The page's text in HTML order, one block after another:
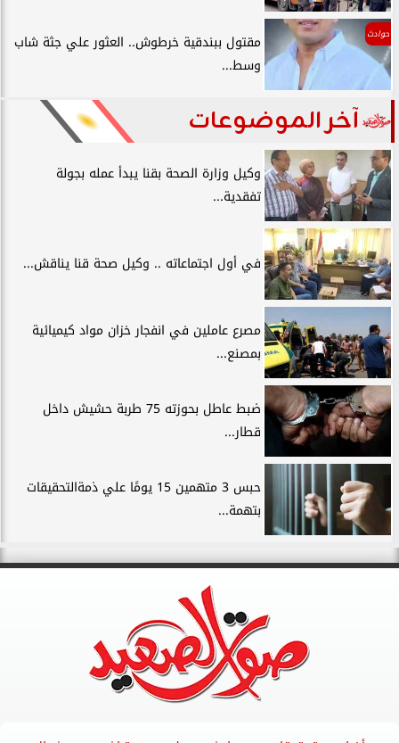
حوادث
مقتول ببندقية خرطوش.. العثور علي جثة شاب
وسط...
آخر الموضوعات
وكيل وزارة الصحة بقنا يبدأ عمله بجولة
تفقدية...
في أول اجتماعاته .. وكيل صحة قنا يناقش...
مصرع عاملين في انفجار خزان مواد كيميائية
بمصنع...
ضبط عاطل بحوزته 75 طربة حشيش داخل
قطار...
حبس 3 متهمين 15 يومًا علي ذمةالتحقيقات
بتهمة...